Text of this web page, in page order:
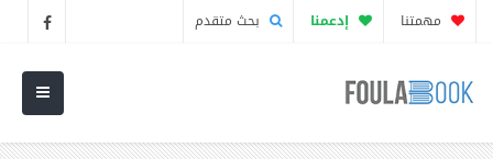
مهمتنا إدعمنا بحث متقدم